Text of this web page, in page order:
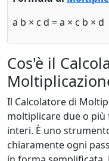
a b × c d =a × c b × d
Cos'è il
Il Calcolatore di
moltiplicare due o più
interi. È uno
chiaramente ogni